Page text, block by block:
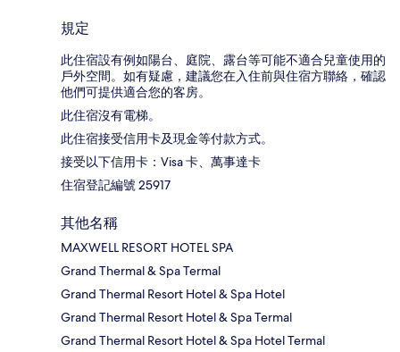
規定
此住宿設有例如陽台、庭院、露台等可能不適合兒童使用的
戶外空間。如有疑慮，建議您在入住前與住宿方聯絡，確認
他們可提供適合您的客房。
此住宿沒有電梯。
此住宿接受信用卡及現金等付款方式。
接受以下信用卡：Visa 卡、萬事達卡
住宿登記編號 25917
其他名稱
MAXWELL RESORT HOTEL SPA
Grand Thermal & Spa Termal
Grand Thermal Resort Hotel & Spa Hotel
Grand Thermal Resort Hotel & Spa Termal
Grand Thermal Resort Hotel & Spa Hotel Termal